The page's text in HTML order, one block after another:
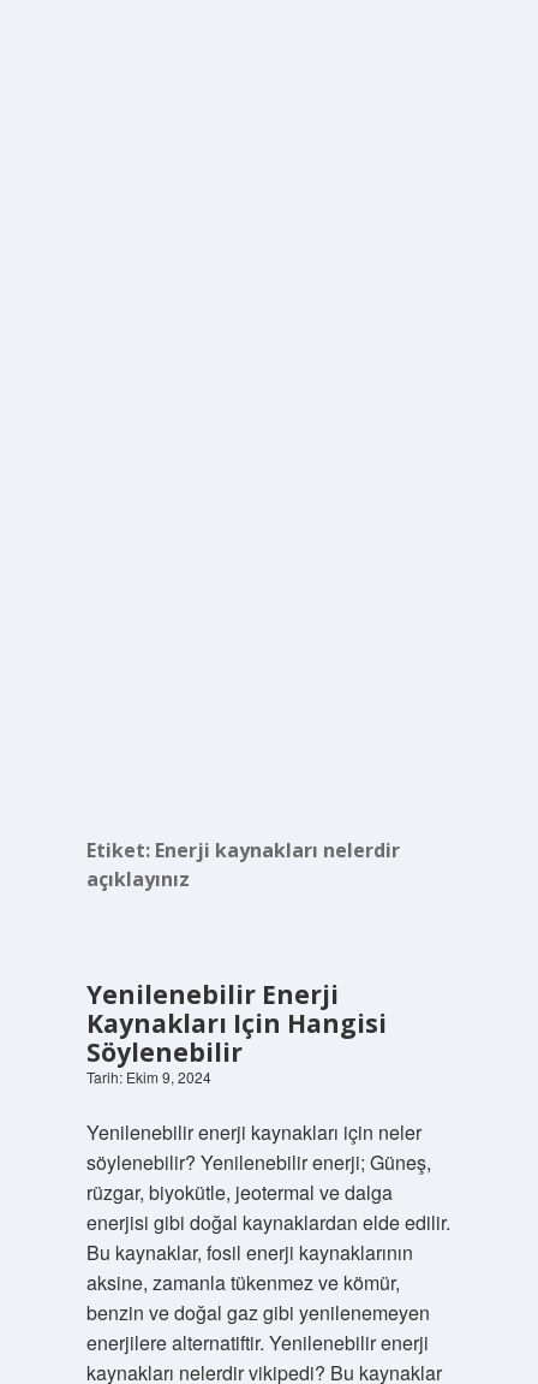
Etiket: Enerji kaynakları nelerdir
açıklayınız
Yenilenebilir Enerji
Kaynakları Için Hangisi
Söylenebilir
Tarih: Ekim 9, 2024
Yenilenebilir enerji kaynakları için neler
söylenebilir? Yenilenebilir enerji; Güneş,
rüzgar, biyokütle, jeotermal ve dalga
enerjisi gibi doğal kaynaklardan elde edilir.
Bu kaynaklar, fosil enerji kaynaklarının
aksine, zamanla tükenmez ve kömür,
benzin ve doğal gaz gibi yenilenemeyen
enerjilere alternatiftir. Yenilenebilir enerji
kaynakları nelerdir vikipedi? Bu kaynaklar